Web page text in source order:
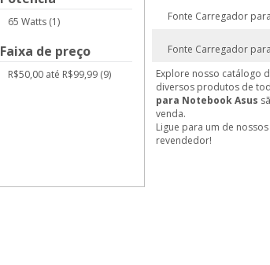
65 Watts (1)
Faixa de preço
R$50,00 até R$99,99 (9)
Fonte Carregador
Fonte Carregador
Explore nosso catálogo
diversos produtos de
para Notebook Asus
venda.
Ligue para um de
revendedor!